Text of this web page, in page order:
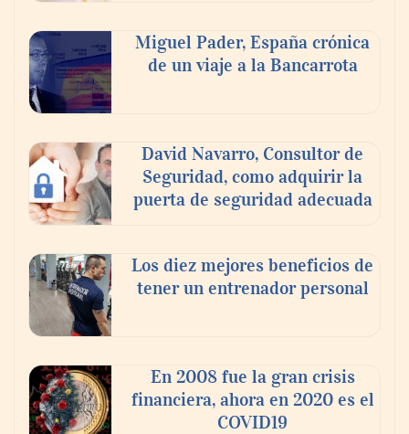
Miguel Pader, España crónica
de un viaje a la Bancarrota
David Navarro, Consultor de
Seguridad, como adquirir la
puerta de seguridad adecuada
Los diez mejores beneficios de
tener un entrenador personal
En 2008 fue la gran crisis
financiera, ahora en 2020 es el
COVID19